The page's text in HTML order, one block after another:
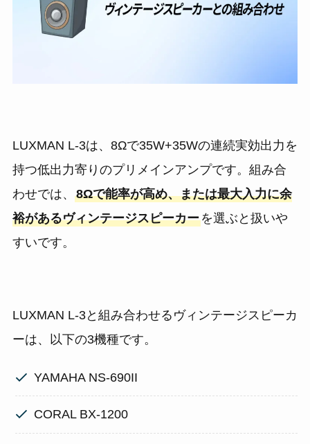
LUXMAN L-3は、8Ωで35W+35Wの連続実効出力を
持つ低出力寄りのプリメインアンプです。組み合
わせでは、 8Ωで能率が高め、または最大入力に余
裕があるヴィンテージスピーカーを選ぶと扱いや
すいです。
LUXMAN L-3と組み合わせるヴィンテージスピーカ
ーは、以下の3機種です。
YAMAHA NS-690II
CORAL BX-1200